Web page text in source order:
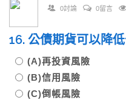
0討論 0留言
16. 公債期貨可以降
(A)再投資風險
(B)信用風險
(C)倒帳風險